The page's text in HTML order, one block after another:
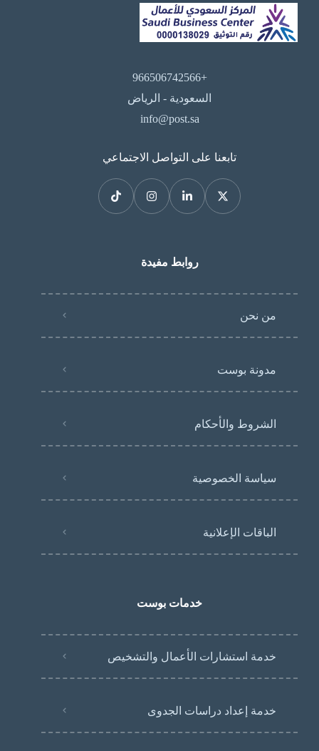
+966506742566
السعودية - الرياض
info@post.sa
تابعنا على التواصل الاجتماعي
روابط مفيدة
من نحن
مدونة بوست
الشروط والأحكام
سياسة الخصوصية
الباقات الإعلانية
خدمات بوست
خدمة استشارات الأعمال والتشخيص
خدمة إعداد دراسات الجدوى